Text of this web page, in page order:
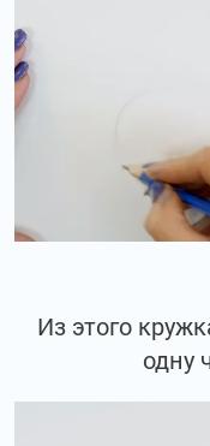
Из этого
одну